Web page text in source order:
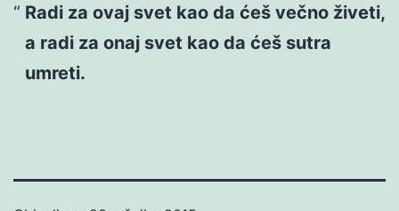
Radi za ovaj svet kao da ćeš večno živeti,
a radi za onaj svet kao da ćeš sutra
umreti.